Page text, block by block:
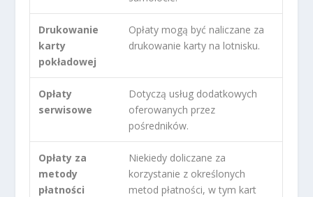
Drukowanie
karty
pokładowej
Opłaty mogą być naliczane za
drukowanie karty na lotnisku.
Opłaty
serwisowe
Dotyczą usług dodatkowych
oferowanych przez
pośredników.
Opłaty za
metody
płatności
Niekiedy doliczane za
korzystanie z określonych
metod płatności, w tym kart